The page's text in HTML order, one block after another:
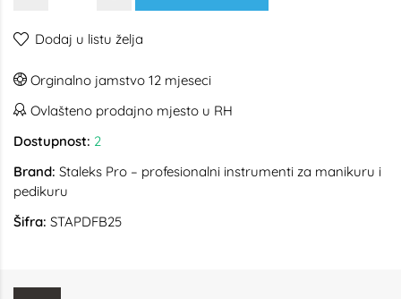
Dodaj u listu želja
Orginalno jamstvo 12 mjeseci
Ovlašteno prodajno mjesto u RH
Dostupnost: 2
Brand: Staleks Pro – profesionalni instrumenti za manikuru i
pedikuru
Šifra: STAPDFB25